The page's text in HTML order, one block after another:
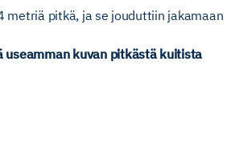
pitkä, ja se jouduttiin jakamaan
useamman kuvan pitkästä kuitista